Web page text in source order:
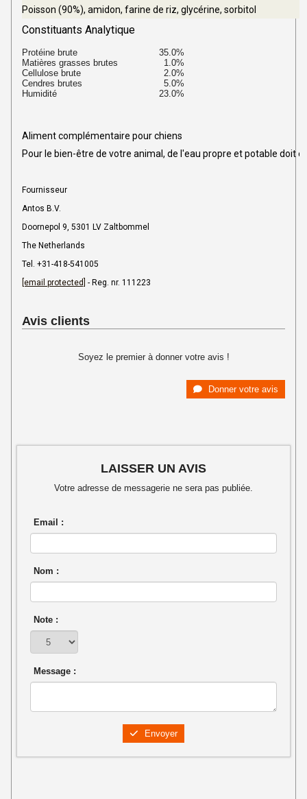
Poisson (90%), amidon, farine de riz, glycérine, sorbitol
Constituants Analytique
Protéine brute
35.0%
Matières grasses brutes
1.0%
Cellulose brute
2.0%
Cendres brutes
5.0%
Humidité
23.0%
Aliment complémentaire pour chiens
Pour le bien-être de votre animal, de l'eau propre et potable doit
Fournisseur
Antos B.V.
Doornepol 9, 5301 LV Zaltbommel
The Netherlands
Tel. +31-418-541005
[email protected] - Reg. nr. 111223
Avis clients
Soyez le premier à donner votre avis !
Donner votre avis
LAISSER UN AVIS
Votre adresse de messagerie ne sera pas publiée.
Email :
Nom :
Note :
Message :
Envoyer